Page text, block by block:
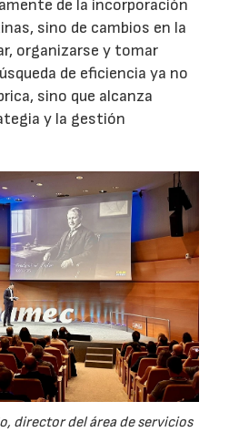
de la incorporación
sino de cambios en la
organizarse y tomar
de eficiencia ya no
sino que alcanza
y la gestión
director del área de servicios